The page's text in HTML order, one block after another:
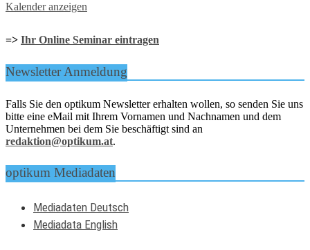
Kalender anzeigen
=> Ihr Online Seminar eintragen
Newsletter Anmeldung
Falls Sie den optikum Newsletter erhalten wollen, so senden Sie uns
bitte eine eMail mit Ihrem Vornamen und Nachnamen und dem
Unternehmen bei dem Sie beschäftigt sind an
redaktion@optikum.at.
optikum Mediadaten
Mediadaten Deutsch
Mediadata English